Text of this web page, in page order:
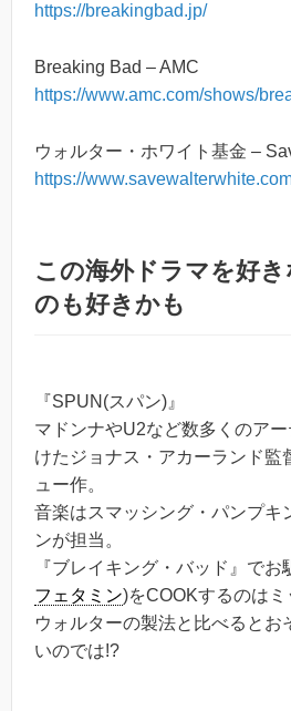
https://breakingbad.jp/
Breaking Bad – AMC
https://www.amc.com/shows/
ウォルター・ホワイト基金 –
https://
この海外ドラマを好
のも好きかも
『SPUN(スパン)』
マドンナやU2など数多くのア
けたジョナス・アカーランド監
ュー作。
音楽はスマッシング・パンプキ
ンが担当。
『ブレイキング・バッド』でお
フェタミン)をCOOKするのはミ
ウォルターの製法と比べるとお
いのでは!?